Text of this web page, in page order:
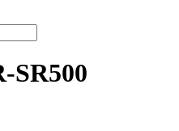
SR500